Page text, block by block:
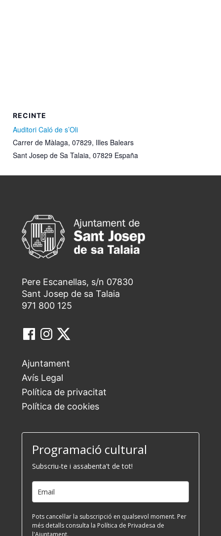
RECINTE
Auditori Caló de s’Oli
Carrer de Màlaga, 07829, Illes Balears
Sant Josep de Sa Talaia, 07829 España
Pere Escanellas, s/n 07830
Sant Josep de sa Talaia
971 800 125
Ajuntament
Avís Legal
Política de privacitat
Política de cookies
Programació cultural
Subscriu-te i assabenta't de tot!
Pots cancel·lar la subscripció en qualsevol moment. Per
més detalls consulta la Política de Privadesa de